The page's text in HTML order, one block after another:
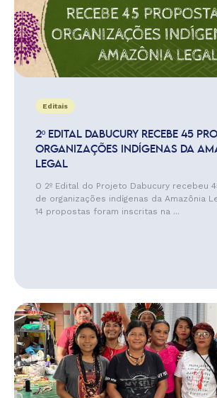
Editais
2º EDITAL DABUCURY RECEBE 45
ORGANIZAÇÕES INDÍGENAS DA
LEGAL
O 2º Edital do Projeto Dabucury recebeu
de organizações indígenas da Amazônia
14 propostas foram inscritas na ...